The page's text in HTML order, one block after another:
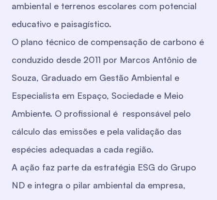
ambiental e terrenos escolares com potencial
educativo e paisagístico.
O plano técnico de compensação de carbono é
conduzido desde 2011 por Marcos Antônio de
Souza, Graduado em Gestão Ambiental e
Especialista em Espaço, Sociedade e Meio
Ambiente. O profissional é responsável pelo
cálculo das emissões e pela validação das
espécies adequadas a cada região.
A ação faz parte da estratégia ESG do Grupo
ND e integra o pilar ambiental da empresa,